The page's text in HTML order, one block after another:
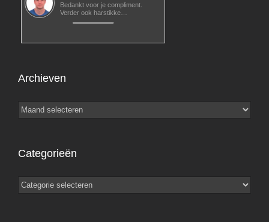
Bedankt voor je compliment.
Verder ook harstikke…
Archieven
Archieven
Categorieën
Categorieën